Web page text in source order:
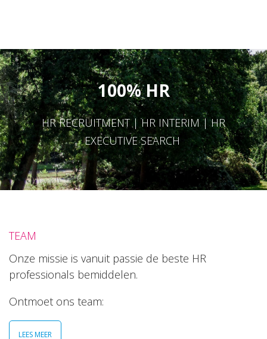
100% HR
HR RECRUITMENT | HR INTERIM | HR
EXECUTIVE SEARCH
TEAM
Onze missie is vanuit passie de beste HR
professionals bemiddelen.
Ontmoet ons team:
LEES MEER